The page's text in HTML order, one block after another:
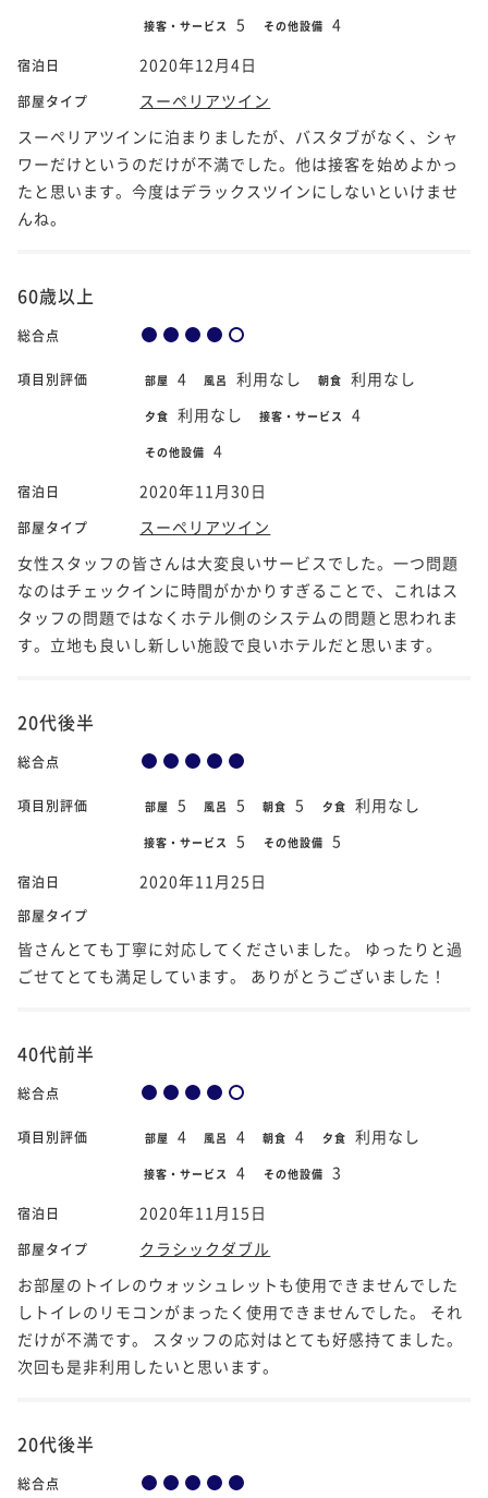
接客・サービス 5 その他設備 4
宿泊日 2020年12月4日
部屋タイプ
スーペリアツイン
スーペリアツインに泊まりましたが、バスタブがなく、シャ
ワーだけというのだけが不満でした。他は接客を始めよかっ
たと思います。今度はデラックスツインにしないといけませ
んね。
60歳以上
総合点
項目別評価 部屋 4 風呂 利用なし 朝食 利用なし
夕食 利用なし 接客・サービス 4
その他設備 4
宿泊日 2020年11月30日
部屋タイプ
スーペリアツイン
女性スタッフの皆さんは大変良いサービスでした。一つ問題
なのはチェックインに時間がかかりすぎることで、これはス
タッフの問題ではなくホテル側のシステムの問題と思われま
す。立地も良いし新しい施設で良いホテルだと思います。
20代後半
総合点
項目別評価 部屋 5 風呂 5 朝食 5 夕食 利用なし
接客・サービス 5 その他設備 5
宿泊日 2020年11月25日
部屋タイプ
皆さんとても丁寧に対応してくださいました。 ゆったりと過
ごせてとても満足しています。 ありがとうございました！
40代前半
総合点
項目別評価 部屋 4 風呂 4 朝食 4 夕食 利用なし
接客・サービス 4 その他設備 3
宿泊日 2020年11月15日
部屋タイプ
クラシックダブル
お部屋のトイレのウォッシュレットも使用できませんでした
しトイレのリモコンがまったく使用できませんでした。 それ
だけが不満です。 スタッフの応対はとても好感持てました。
次回も是非利用したいと思います。
20代後半
総合点